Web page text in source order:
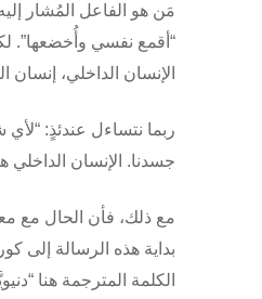
مَن هو الفاعل المُشار
“أقمع نفسي وأُخضعها”.
الإنسان الداخلي، إنسان
ربما نتساءل عندئذٍ:
جسدنا. الإنسان
مع ذلك، فأن الحال مع
بداية هذه الرسالة إلى
الكلمة المترجمة هنا